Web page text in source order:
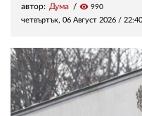
автор: Дума visibility 990
четвъртък, 06 Август 2026 / 22:40